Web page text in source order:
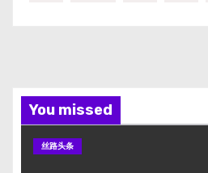
You missed
丝路头条